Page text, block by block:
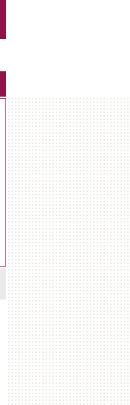
Koksvest - unisex -
GR 5580 2900
€ 34,71(ex. btw)